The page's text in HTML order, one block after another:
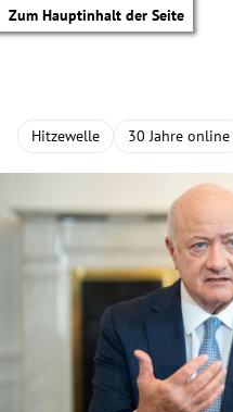
Zum Hauptinhalt der Seite
Hitzewelle 30 Jahre online